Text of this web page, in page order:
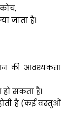
जाता है।
की आवश्यकता
सकता है।
है (कई वस्तुओं